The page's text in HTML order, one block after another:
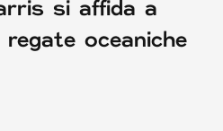
si affida a
oceaniche